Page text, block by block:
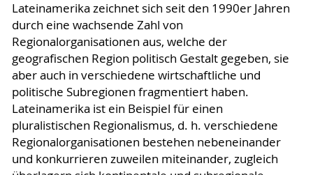
Lateinamerika zeichnet sich seit den 1990er Jahren
durch eine wachsende Zahl von
Regionalorganisationen aus, welche der
geografischen Region politisch Gestalt gegeben, sie
aber auch in verschiedene wirtschaftliche und
politische Subregionen fragmentiert haben.
Lateinamerika ist ein Beispiel für einen
pluralistischen Regionalismus, d. h. verschiedene
Regionalorganisationen bestehen nebeneinander
und konkurrieren zuweilen miteinander, zugleich